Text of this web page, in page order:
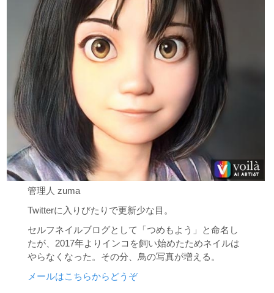
管理人 zuma
Twitterに入りびたりで更新少な目。
セルフネイルブログとして「つめもよう」と命名し
たが、2017年よりインコを飼い始めたためネイルは
やらなくなった。その分、鳥の写真が増える。
メールはこちらからどうぞ